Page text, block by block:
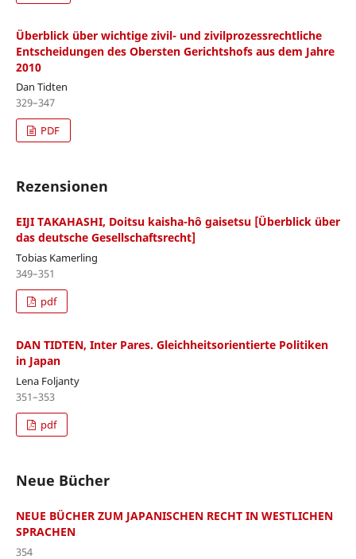
Überblick über wichtige zivil- und zivilprozessrechtliche
Entscheidungen des Obersten Gerichtshofs aus dem Jahre
2010
Dan Tidten
329–347
PDF
Rezensionen
EIJI TAKAHASHI, Doitsu kaisha-hô gaisetsu [Überblick über
das deutsche Gesellschaftsrecht]
Tobias Kamerling
349–351
pdf
DAN TIDTEN, Inter Pares. Gleichheitsorientierte Politiken
in Japan
Lena Foljanty
351–353
pdf
Neue Bücher
NEUE BÜCHER ZUM JAPANISCHEN RECHT IN WESTLICHEN
SPRACHEN
354